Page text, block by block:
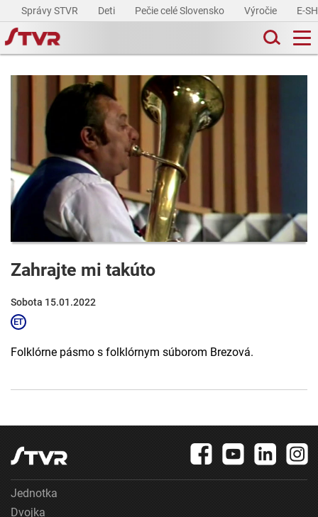
Správy STVR Deti Pečie celé Slovensko Výročie E-
Zahrajte mi takúto
Sobota 15.01.2022
Folklórne pásmo s folklórnym súborom Brezová.
Jednotka
Dvojka